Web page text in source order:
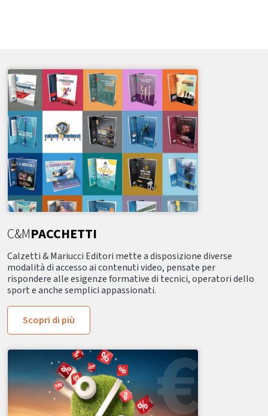
C&MPACCHETTI
Calzetti & Mariucci Editori mette a disposizione diverse
modalità di accesso ai contenuti video, pensate per
rispondere alle esigenze formative di tecnici, operatori dello
sport e anche semplici appassionati.
Scopri di più